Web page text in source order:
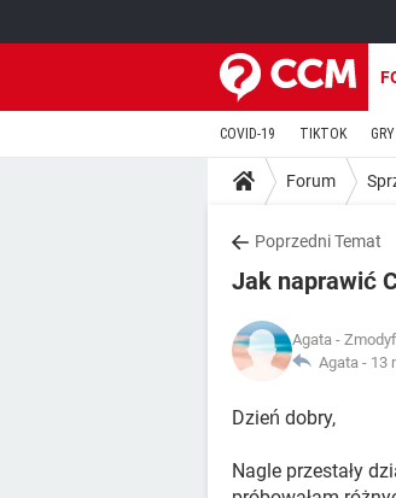
COVID-19 TIKTOK GRY
Forum
Poprzedni Temat
Jak naprawić
Agata -
Agata - 13
Dzień dobry,
Nagle przestały